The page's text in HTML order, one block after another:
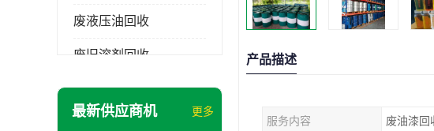
废液压油回收
废旧溶剂回收
东莞回收废溶剂
最新供应商机 更多
产品描述
服务内容 废油漆回